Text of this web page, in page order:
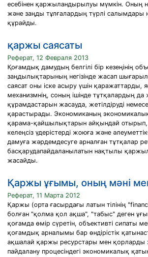
есебінен қаржыландырылуы мүмкін. Оның
және заңды тұлғалардың түрлі салымдары
құрайды.
қаржы саясаты
Реферат, 12 Февраля 2013
Қоғамдық дамудың белгілі бір кезеңінің
заңдылықтарының негізінде жасап
саясат оны іске асыру үшін қаражаттарды,
механизмнің, соның ішінде тұтқалардың да
құрамдастарын жасауда, жетілдіруді
қарастырады. Экономиканың
қарама-қайшылықтарын айқындай отырып,
келеңсіз үдерістерді жоюға және
дамуға жәрдемдесуге арналған тұтқалар
басқарудапайдаланылатын нақтылы
жасайды.
Қаржы ұғымы, оның мәні
Реферат, 11 Марта 2012
Қаржы (орта ғасырдағы латын тілінің
болған "қолма қол ақша", "табыс" деген
қоғамда өмір сүретін, объективті сипаты
қоғамдық арналымы бар өндірістік
ақшалай қаржы ресурстары мен қорларды
пайдалану процесіндегі экономикалық